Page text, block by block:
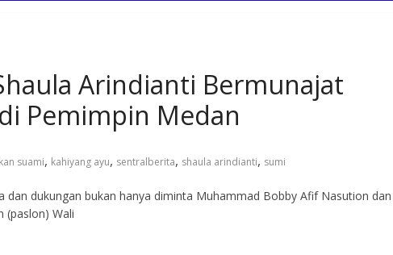
Arindianti Bermunajat
Pemimpin Medan
suami, kahiyang ayu, sentralberita, shaula arindianti, sumi
dukungan bukan hanya diminta Muhammad Bobby Afif Nasution dan
(paslon) Wali